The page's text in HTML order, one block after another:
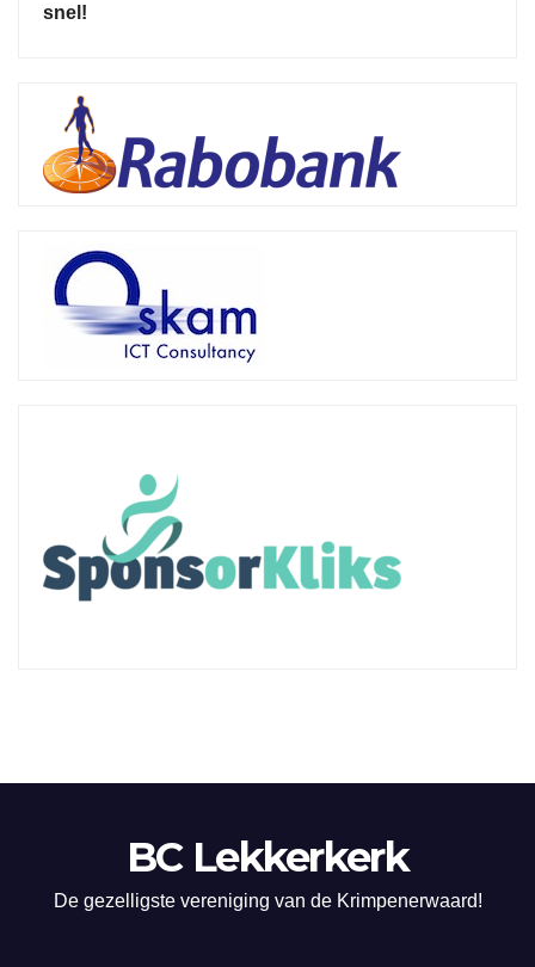
snel!
BC Lekkerkerk
De gezelligste vereniging van de Krimpenerwaard!